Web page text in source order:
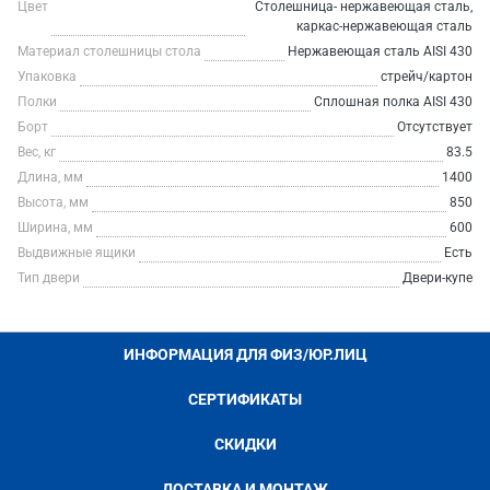
Цвет
Столешница- нержавеющая сталь,
каркас-нержавеющая сталь
Материал столешницы стола
Нержавеющая сталь AISI 430
Упаковка
стрейч/картон
Полки
Сплошная полка AISI 430
Борт
Отсутствует
Вес, кг
83.5
Длина, мм
1400
Высота, мм
850
Ширина, мм
600
Выдвижные ящики
Есть
Тип двери
Двери-купе
ИНФОРМАЦИЯ ДЛЯ ФИЗ/ЮР.ЛИЦ
СЕРТИФИКАТЫ
СКИДКИ